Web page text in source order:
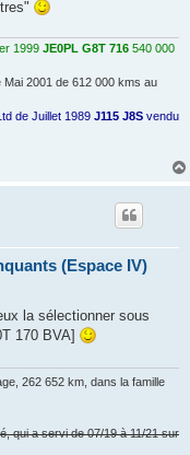
1999 JE0PL G8T 716 540 000
2001 de 612 000 kms au
de Juillet 1989 J115 J8S vendu
(Espace IV)
la sélectionner sous
170 BVA]
262 652 km, dans la famille
qui a servi de 07/19 à 11/21 sur